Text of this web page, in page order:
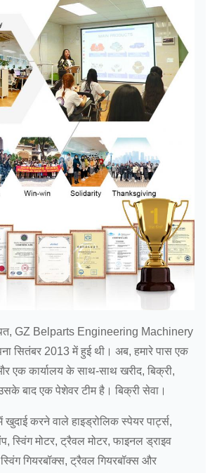
GZ Belparts Engineering Machinery
सितंबर 2013 में हुई थी। अब, हमारे पास एक
एक कार्यालय के साथ-साथ खरीद, बिक्री,
बाद एक पेशेवर टीम है। बिक्री सेवा।
खुदाई करने वाले हाइड्रोलिक स्पेयर पार्ट्स,
स्विंग मोटर, ट्रैवल मोटर, फाइनल ड्राइव
गियरबॉक्स, ट्रैवल गियरबॉक्स और